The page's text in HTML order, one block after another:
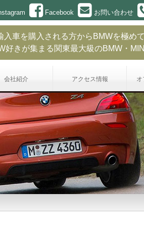
Facebook お問い合わせ
入車を購入される方からBMWを極め
好きが集まる関東最大級のBMW・
会社紹介 アクセス情報